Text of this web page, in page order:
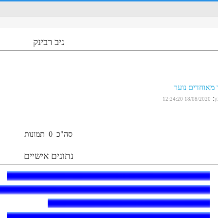
ניב רבינק
מאוחדים נוער
:
18/08/2020 12:24:20
סה"כ 0 תמונות
נתונים אישיים